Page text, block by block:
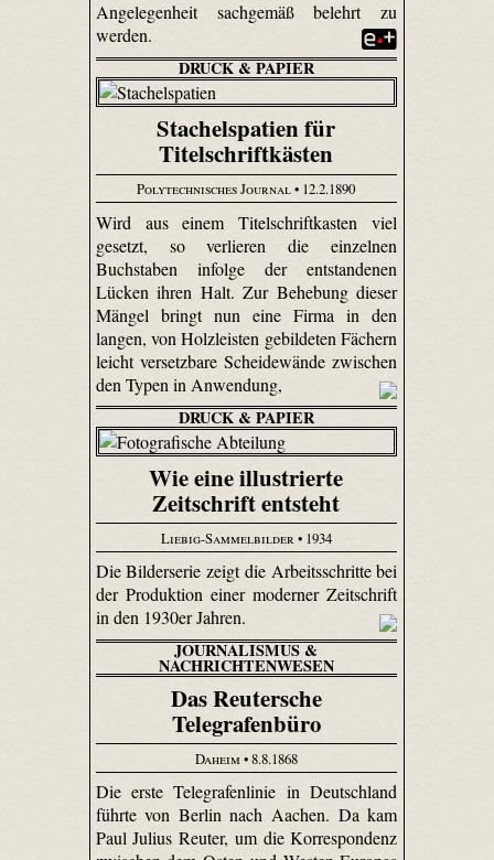
Angelegenheit sachgemäß belehrt zu
werden.
DRUCK & PAPIER
Stachelspatien für
Titelschriftkästen
Polytechnisches Journal• 12.2.1890
Wird aus einem Titelschriftkasten viel
gesetzt, so verlieren die einzelnen
Buchstaben infolge der entstandenen
Lücken ihren Halt. Zur Behebung dieser
Mängel bringt nun eine Firma in den
langen, von Holzleisten gebildeten Fächern
leicht versetzbare Scheidewände zwischen
den Typen in Anwendung,
DRUCK & PAPIER
Wie eine illustrierte
Zeitschrift entsteht
Liebig-Sammelbilder • 1934
Die Bilderserie zeigt die Arbeitsschritte bei
der Produktion einer moderner Zeitschrift
in den 1930er Jahren.
JOURNALISMUS &
NACHRICHTENWESEN
Das Reutersche
Telegrafenbüro
Daheim• 8.8.1868
Die erste Telegrafenlinie in Deutschland
führte von Berlin nach Aachen. Da kam
Paul Julius Reuter, um die Korrespondenz